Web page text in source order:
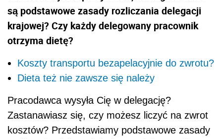
są podstawowe zasady rozliczania delegacji
krajowej? Czy każdy delegowany pracownik
otrzyma dietę?
Koszty transportu bezapelacyjnie do zwrotu?
Dieta też nie zawsze się należy
Pracodawca wysyła Cię w delegację?
Zastanawiasz się, czy możesz liczyć na zwrot
kosztów? Przedstawiamy podstawowe zasady